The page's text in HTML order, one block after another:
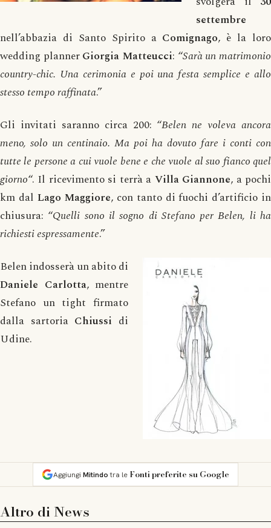
settembre
nell’abbazia di Santo Spirito a Comignago, è la loro
wedding plannerGiorgia Matteucci: “Sarà un matrimonio
country-chic. Una cerimonia e poi una festa semplice e allo
stesso tempo raffinata.”
Gli invitati saranno circa 200: “Belen ne voleva ancora
meno, solo un centinaio. Ma poi ha dovuto fare i conti con
tutte le persone a cui vuole bene e che vuole al suo fianco quel
giorno“. Il ricevimento si terrà a Villa Giannone, a pochi
km dal Lago Maggiore, con tanto di fuochi d’artificio in
chiusura: “Quelli sono il sogno di Stefano per Belen, li ha
richiesti espressamente.”
Belen indosserà un abito di
Daniele Carlotta, mentre
Stefano un tight firmato
dalla sartoria Chiussi di
Udine.
Aggiungi Mitindotra le Fonti preferite su Google
Altro di News